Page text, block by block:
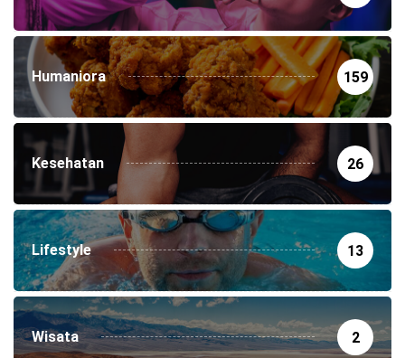
Humaniora 159
Kesehatan 26
Lifestyle 13
Wisata 2